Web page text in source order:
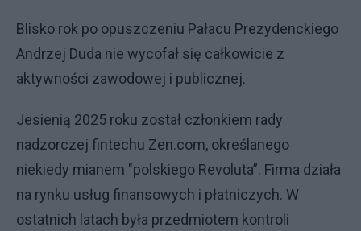
Blisko rok po opuszczeniu Pałacu Prezydenckiego
Andrzej Duda nie wycofał się całkowicie z
aktywności zawodowej i publicznej.
Jesienią 2025 roku został członkiem rady
nadzorczej fintechu Zen.com, określanego
niekiedy mianem "polskiego Revoluta”. Firma działa
na rynku usług finansowych i płatniczych. W
ostatnich latach była przedmiotem kontroli